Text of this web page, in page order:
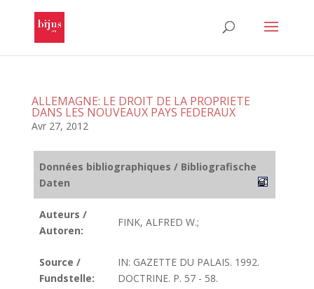
ALLEMAGNE: LE DROIT DE LA PROPRIETE
DANS LES NOUVEAUX PAYS FEDERAUX
Avr 27, 2012
Données bibliographiques / Bibliografische
Daten
Auteurs /
Autoren:
FINK, ALFRED W.;
Source /
Fundstelle:
IN: GAZETTE DU PALAIS. 1992.
DOCTRINE. P. 57 - 58.